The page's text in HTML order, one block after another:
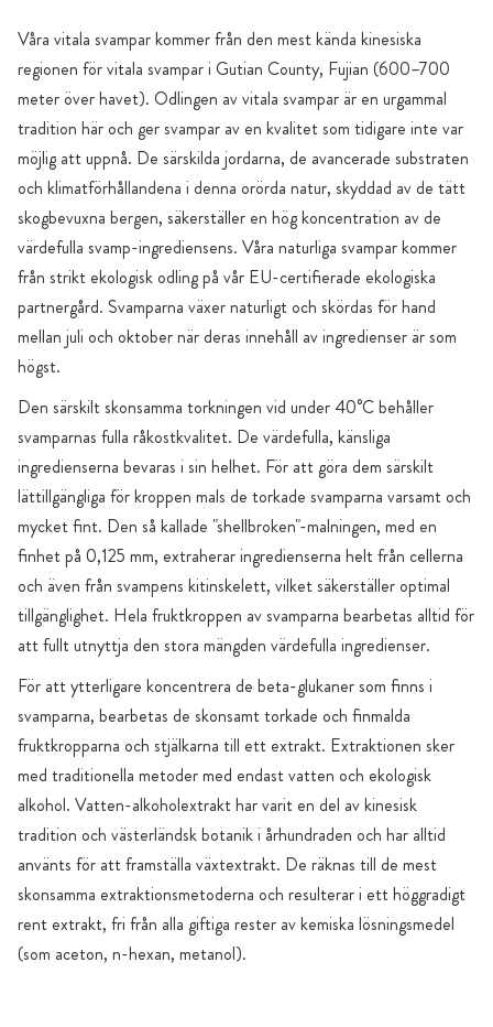
Våra vitala svampar kommer från den mest kända kinesiska
regionen för vitala svampar i Gutian County, Fujian (600–700
meter över havet). Odlingen av vitala svampar är en urgammal
tradition här och ger svampar av en kvalitet som tidigare inte var
möjlig att uppnå. De särskilda jordarna, de avancerade substraten
och klimatförhållandena i denna orörda natur, skyddad av de tätt
skogbevuxna bergen, säkerställer en hög koncentration av de
värdefulla svamp-ingrediensens. Våra naturliga svampar kommer
från strikt ekologisk odling på vår EU-certifierade ekologiska
partnergård. Svamparna växer naturligt och skördas för hand
mellan juli och oktober när deras innehåll av ingredienser är som
högst.
Den särskilt skonsamma torkningen vid under 40°C behåller
svamparnas fulla råkostkvalitet. De värdefulla, känsliga
ingredienserna bevaras i sin helhet. För att göra dem särskilt
lättillgängliga för kroppen mals de torkade svamparna varsamt och
mycket fint. Den så kallade "shellbroken"-malningen, med en
finhet på 0,125 mm, extraherar ingredienserna helt från cellerna
och även från svampens kitinskelett, vilket säkerställer optimal
tillgänglighet. Hela fruktkroppen av svamparna bearbetas alltid för
att fullt utnyttja den stora mängden värdefulla ingredienser.
För att ytterligare koncentrera de beta-glukaner som finns i
svamparna, bearbetas de skonsamt torkade och finmalda
fruktkropparna och stjälkarna till ett extrakt. Extraktionen sker
med traditionella metoder med endast vatten och ekologisk
alkohol. Vatten-alkoholextrakt har varit en del av kinesisk
tradition och västerländsk botanik i århundraden och har alltid
använts för att framställa växtextrakt. De räknas till de mest
skonsamma extraktionsmetoderna och resulterar i ett höggradigt
rent extrakt, fri från alla giftiga rester av kemiska lösningsmedel
(som aceton, n-hexan, metanol).